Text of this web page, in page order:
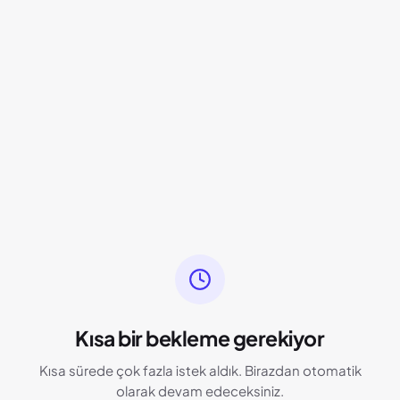
Kısa bir bekleme gerekiyor
Kısa sürede çok fazla istek aldık. Birazdan otomatik
olarak devam edeceksiniz.